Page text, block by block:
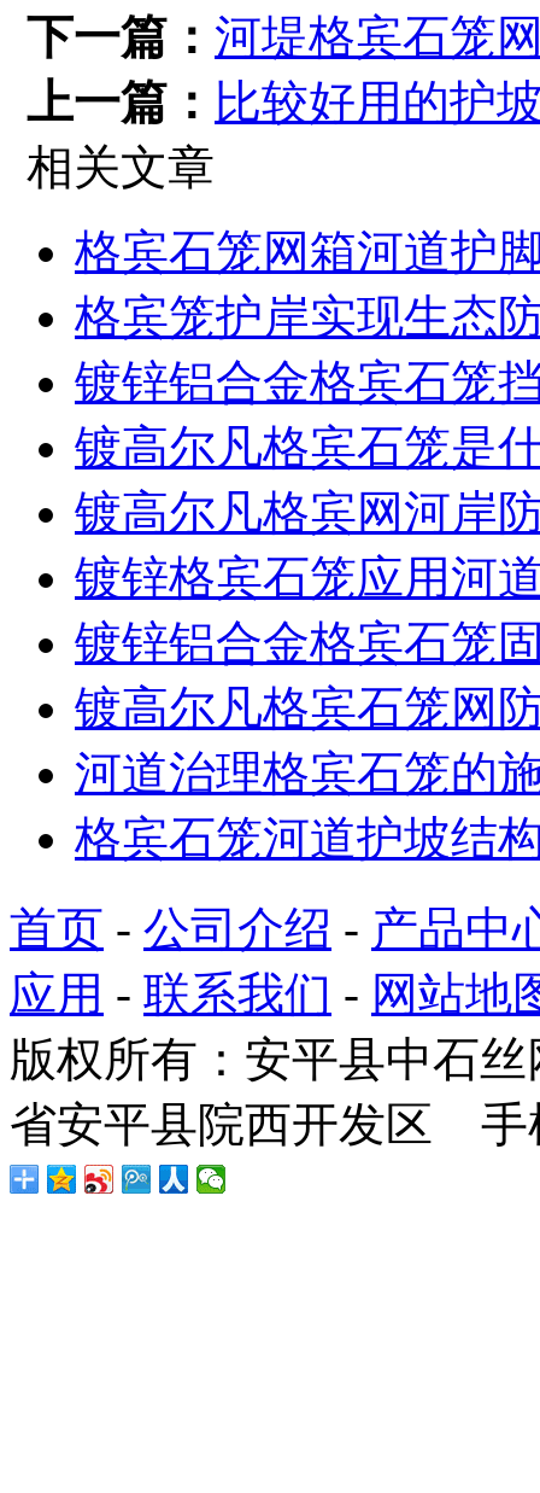
下一篇： 河堤格宾石笼
上一篇： 比较好用的护
相关文章
格宾石笼网箱河道护
格宾笼护岸实现生态
镀锌铝合金格宾石笼
镀高尔凡格宾石笼是
镀高尔凡格宾网河岸
镀锌格宾石笼应用河
镀锌铝合金格宾石笼
镀高尔凡格宾石笼网
河道治理格宾石笼的
格宾石笼河道护坡结
首页 - 公司介绍 - 产品中
应用 - 联系我们 - 网站地
版权所有：安平县中石
省安平县院西开发区 手